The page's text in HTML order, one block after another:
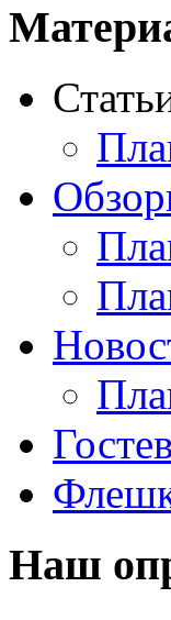
Acme
Ainol
Altinet
Amber
Ampe
Apple
Наш